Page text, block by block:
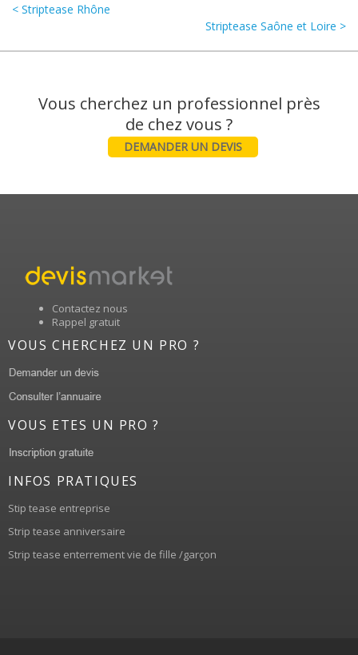
< Striptease Rhône
Striptease Saône et Loire >
Vous cherchez un professionnel près
DEMANDER UN DEVIS
Contactez nous
Rappel gratuit
VOUS CHERCHEZ UN PRO ?
VOUS ETES UN PRO ?
INFOS PRATIQUES
Stip tease entreprise
Strip tease anniversaire
Strip tease enterrement vie de fille /garçon